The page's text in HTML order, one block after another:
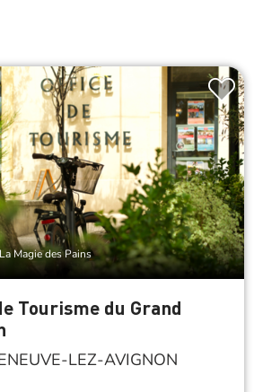
Magie des Pains
Tourisme du Grand
LEZ-AVIGNON